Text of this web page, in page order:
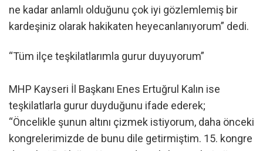
ne kadar anlamlı olduğunu çok iyi gözlemlemiş bir
kardeşiniz olarak hakikaten heyecanlanıyorum” dedi.
“Tüm ilçe teşkilatlarımla gurur duyuyorum”
MHP Kayseri İl Başkanı Enes Ertuğrul Kalın ise
teşkilatlarla gurur duyduğunu ifade ederek;
“Öncelikle şunun altını çizmek istiyorum, daha önceki
kongrelerimizde de bunu dile getirmiştim. 15. kongre